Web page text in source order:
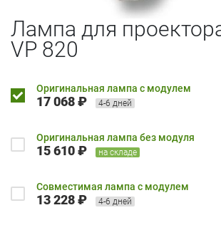
Лампа для
VP 820
Оригинальная лампа с модулем
17 068 ₽ 4-6 дней
Оригинальная лампа без модуля
15 610 ₽ на складе
Совместимая лампа с модулем
13 228 ₽ 4-6 дней